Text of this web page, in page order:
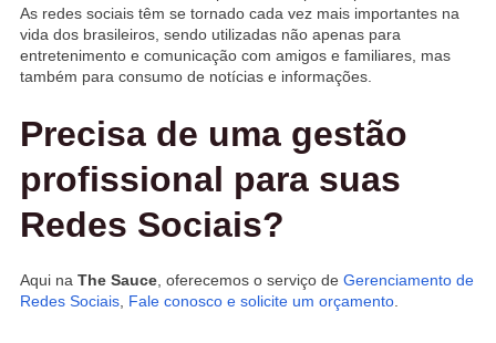
As redes sociais têm se tornado cada vez mais importantes na
vida dos brasileiros, sendo utilizadas não apenas para
entretenimento e comunicação com amigos e familiares, mas
também para consumo de notícias e informações.
Precisa de uma gestão
profissional para suas
Redes Sociais?
Aqui na The Sauce, oferecemos o serviço de Gerenciamento de
Redes Sociais, Fale conosco e solicite um orçamento.